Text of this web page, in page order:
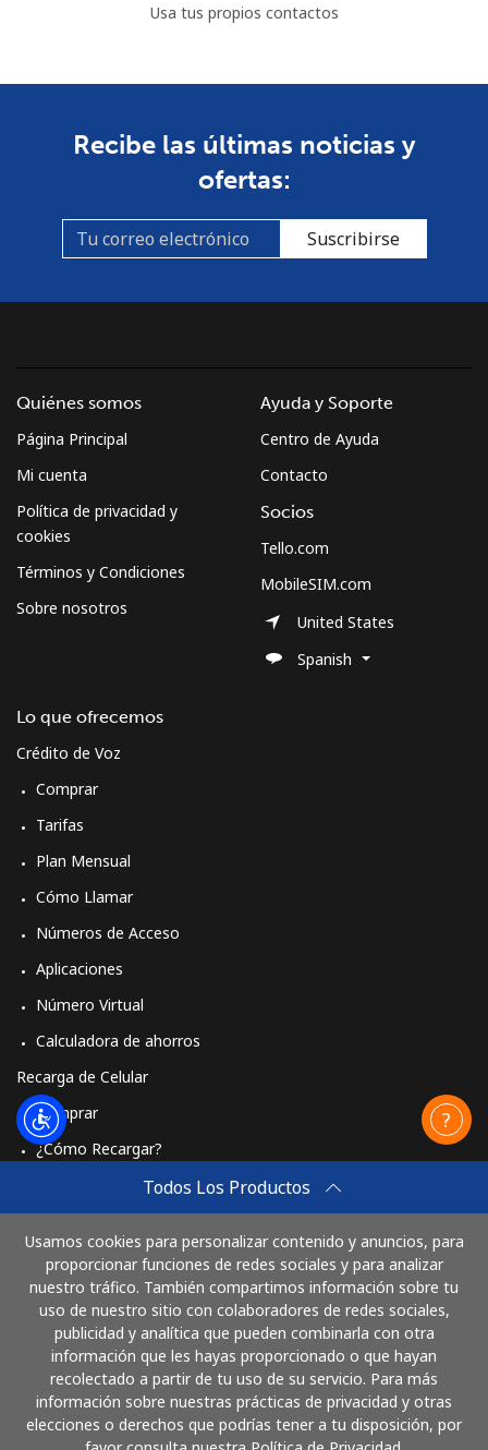
Usa tus propios contactos
Recibe las últimas noticias y
ofertas:
Suscribirse
Todos Los Productos
Usamos cookies para personalizar contenido y anuncios, para
proporcionar funciones de redes sociales y para analizar
nuestro tráfico. También compartimos información sobre tu
uso de nuestro sitio con colaboradores de redes sociales,
publicidad y analítica que pueden combinarla con otra
información que les hayas proporcionado o que hayan
recolectado a partir de tu uso de su servicio. Para más
información sobre nuestras prácticas de privacidad y otras
elecciones o derechos que podrías tener a tu disposición, por
Quiénes somos
Página Principal
Mi cuenta
Política de privacidad y
cookies
Términos y Condiciones
Sobre nosotros
Lo que ofrecemos
Crédito de Voz
Comprar
Tarifas
Plan Mensual
Cómo Llamar
Números de Acceso
Aplicaciones
Número Virtual
Calculadora de ahorros
Recarga de Celular
Comprar
¿Cómo Recargar?
Cómo funciona
Ayuda y Soporte
Centro de Ayuda
Contacto
Socios
Tello.com
MobileSIM.com
United States
Spanish
Paga con